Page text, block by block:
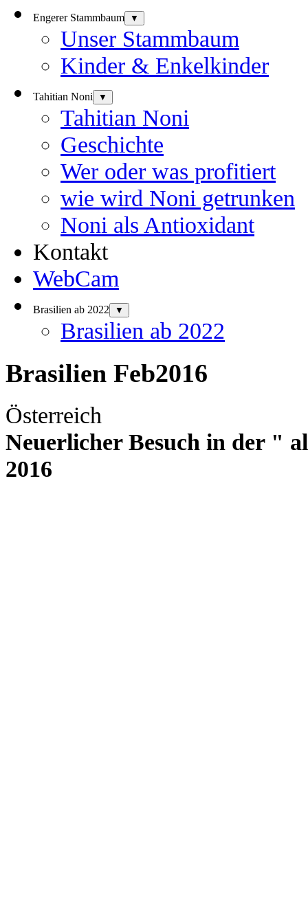
Engerer Stammbaum ▼
Unser Stammbaum
Kinder & Enkelkinder
Tahitian Noni ▼
Tahitian Noni
Geschichte
Wer oder was profitiert
wie wird Noni getrunken
Noni als Antioxidant
Kontakt
WebCam
Brasilien ab 2022 ▼
Brasilien ab 2022
Brasilien Feb2016
Österreich
Neuerlicher Besuch in der "
2016